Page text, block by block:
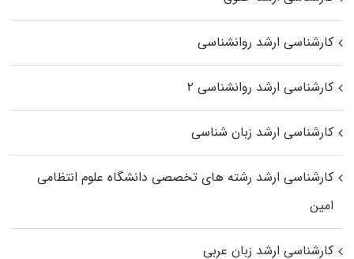
کارشناسی ارشد روانشناسی
کارشناسی ارشد روانشناسی ۲
کارشناسی ارشد زبان شناسی
کارشناسی ارشد رﺷﺘﻪ ﻫﺎی تخصصی داﻧﺸﮕﺎه ﻋﻠﻮم انتظامی
اﻣﻴﻦ
کارشناسی ارشد زبان عربی